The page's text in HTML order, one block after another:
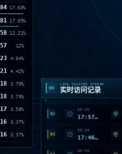
14 2.95%
13 2.74%
12 2.53%
12 2.53%
8 1.68%
7 1.47%
LIVE VISITOR STREAM
实时访问记录
01 17:58:53
02
08-09
08-09